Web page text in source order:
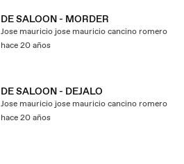
DE SALOON - MORDER
Jose mauricio jose mauricio cancino romero
hace 20 años
DE SALOON - DEJALO
Jose mauricio jose mauricio cancino romero
hace 20 años